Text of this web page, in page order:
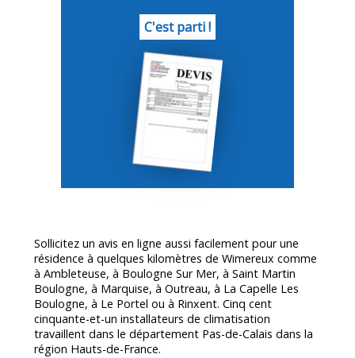
C'est parti !
Sollicitez un avis en ligne aussi facilement pour une
résidence à quelques kilomètres de Wimereux comme
à Ambleteuse, à Boulogne Sur Mer, à Saint Martin
Boulogne, à Marquise, à Outreau, à La Capelle Les
Boulogne, à Le Portel ou à Rinxent. Cinq cent
cinquante-et-un installateurs de climatisation
travaillent dans le département Pas-de-Calais dans la
région Hauts-de-France.